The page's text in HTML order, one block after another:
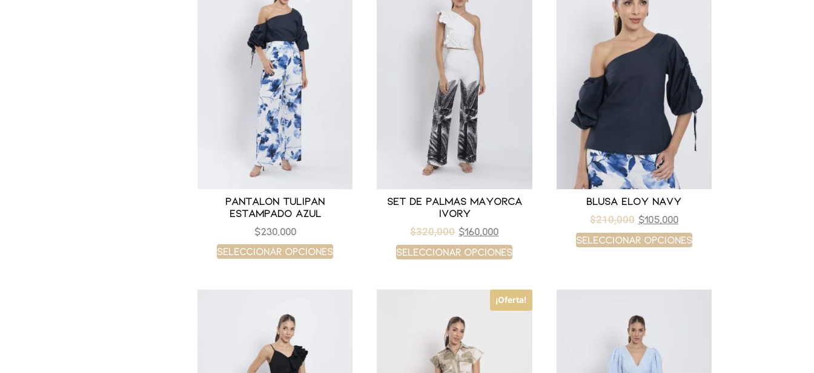
Pantalon tulipan
estampado azul
$230,000
Seleccionar opciones
Set de palmas mayorca
ivory
$320,000 $160,000
Seleccionar opciones
Blusa eloy navy
$210,000 $105,000
Seleccionar opciones
¡Oferta!